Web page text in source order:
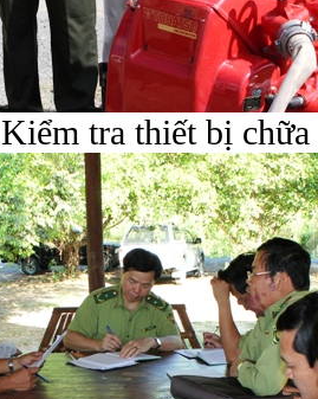
Kiểm tra thiết bị